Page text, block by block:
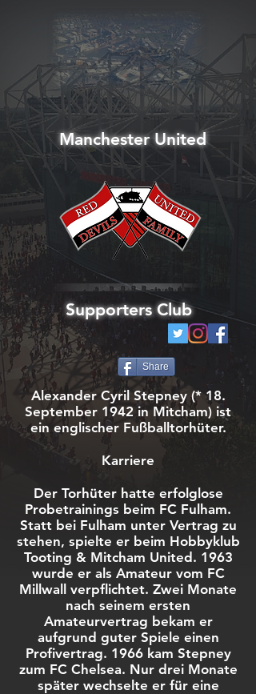
Manchester United
Supporters Club
Share
Alexander Cyril Stepney (* 18.
September 1942 in Mitcham) ist
ein englischer Fußballtorhüter.
Karriere
Der Torhüter hatte erfolglose
Probetrainings beim FC Fulham.
Statt bei Fulham unter Vertrag zu
stehen, spielte er beim Hobbyklub
Tooting & Mitcham United. 1963
wurde er als Amateur vom FC
Millwall verpflichtet. Zwei Monate
nach seinem ersten
Amateurvertrag bekam er
aufgrund guter Spiele einen
Profivertrag. 1966 kam Stepney
zum FC Chelsea. Nur drei Monate
später wechselte er für eine